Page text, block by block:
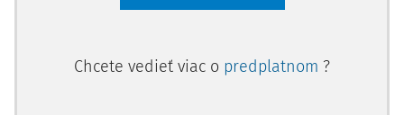
Chcete vedieť viac o predplatnom ?